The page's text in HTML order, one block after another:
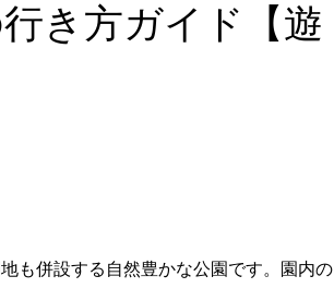
き方ガイド【遊
も併設する自然豊かな公園です。園内の